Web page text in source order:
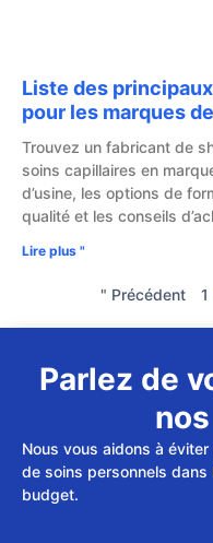
Liste des
pour les marques
Trouvez un fabricant de
soins capillaires en
d’usine, les options de
qualité et les conseils
Lire plus "
" Précédent 1
Parlez de
Nous vous aidons à
de soins personnels
budget.